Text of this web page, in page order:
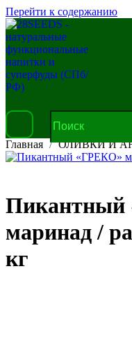
Перейти к содержанию
Главная ОЛИВКИ И
Пикантный
маринад /
кг